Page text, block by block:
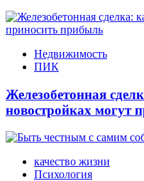
Недвижимость
ПИК
Железобетонная
новостройках могут
качество жизни
Психология